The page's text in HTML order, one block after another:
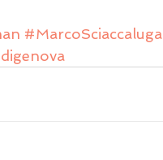
#MarcoSciaccaluga